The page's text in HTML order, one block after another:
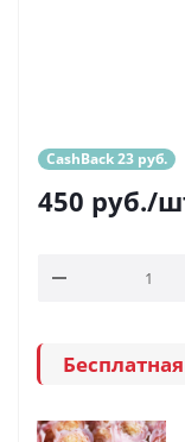
CashBack 23 руб.
450 руб./